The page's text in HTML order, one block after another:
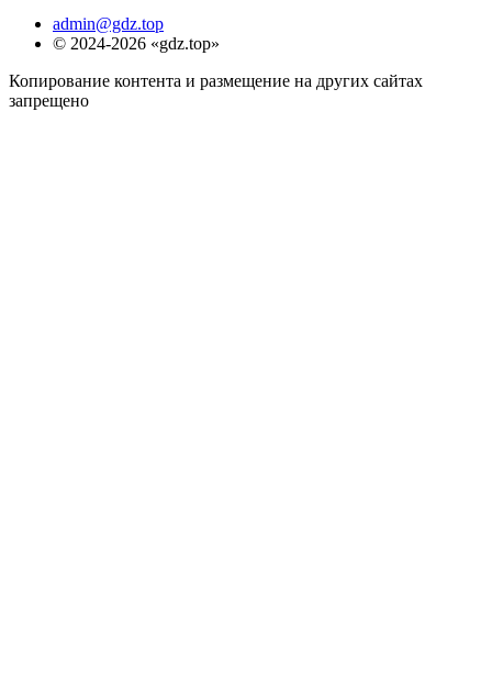
admin@gdz.top
© 2024-2026 «gdz.top»
Копирование контента и размещение на других сайтах
запрещено